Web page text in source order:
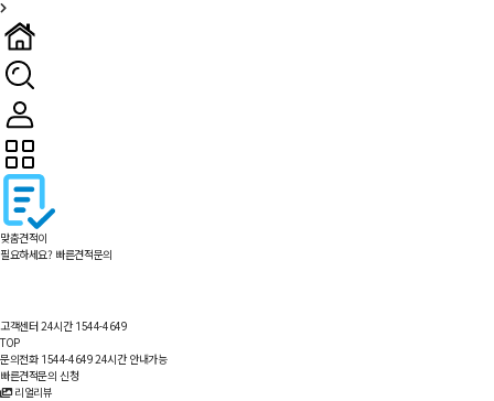
맞춤견적이
필요하세요? 빠른견적문의
고객센터 24시간 1544-4649
TOP
문의전화 1544-464924시간 안내가능
빠른견적문의 신청
리얼리뷰